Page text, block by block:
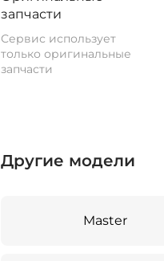
запчасти
Сервис использует
только оригинальные
запчасти
Другие модели
Master